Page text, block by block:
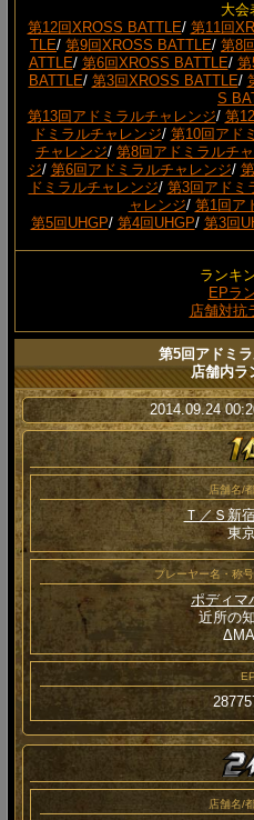
大会
第12回XROSS BATTLE/ 第11回
TLE/ 第9回XROSS BATTLE/ 第8
ATTLE/ 第6回XROSS BATTLE/
BATTLE/ 第3回XROSS BATTLE/
S
第13回アドミラルチャレンジ/ 第
ドミラルチャレンジ/ 第10回アド
チャレンジ/ 第8回アドミラルチ
ジ/ 第6回アドミラルチャレンジ/
ドミラルチャレンジ/ 第3回アドミ
ャレンジ/ 第1回ア
第5回UHGP/ 第4回UHGP/ 第3回
ランキ
EPラ
店舗対抗
第5回アドミ
店舗内ラ
2014.09.24
店舗名/
Ｔ／Ｓ新
東
プレーヤー名・称
ポディマ
近所の
店舗名/